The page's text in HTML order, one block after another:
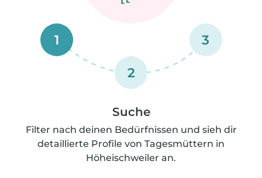
1
2
3
Suche
Filter nach deinen Bedürfnissen und sieh dir
detaillierte Profile von Tagesmüttern in
Höheischweiler an.